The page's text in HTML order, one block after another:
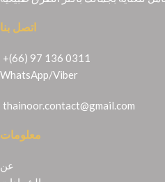
اتصل بنا
+(66) 97 136 0311
WhatsApp/Viber
thainoor.contact@gmail.com
معلومات
عن